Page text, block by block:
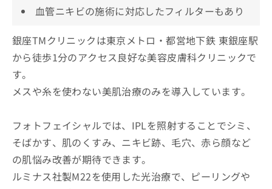
血管ニキビの施術に対応したフィルターもあり
銀座TMクリニックは東京メトロ・都営地下鉄 東銀座駅
から徒歩1分のアクセス良好な美容皮膚科クリニックで
す。
メスや糸を使わない美肌治療のみを導入しています。
フォトフェイシャルでは、IPLを照射することでシミ、
そばかす、肌のくすみ、ニキビ跡、毛穴、赤ら顔など
の肌悩み改善が期待できます。
ルミナス社製M22を使用した光治療で、ピーリングや